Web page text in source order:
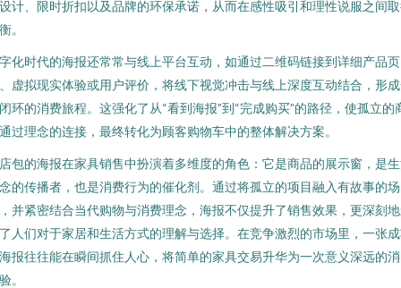
计、限时折扣以及品牌的环保承诺，从而在感性吸引和理性说服之间
。
化时代的海报还常常与线上平台互动，如通过二维码链接到详细产品页
虚拟现实体验或用户评价，将线下视觉冲击与线上深度互动结合，形
环的消费旅程。这强化了从“看到海报”到“完成购买”的路径，使孤立的
过理念的连接，最终转化为顾客购物车中的整体解决方案。
包的海报在家具销售中扮演着多维度的角色：它是商品的展示窗，是
的传播者，也是消费行为的催化剂。通过将孤立的项目融入有故事的场
并紧密结合当代购物与消费理念，海报不仅提升了销售效果，更深刻
人们对于家居和生活方式的理解与选择。在竞争激烈的市场里，一张
报往往能在瞬间抓住人心，将简单的家具交易升华为一次意义深远的
。